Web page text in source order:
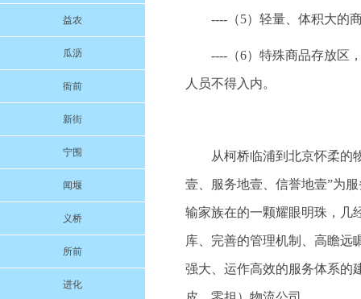
益农
瓜沥
衙前
新街
宁围
闻堰
义桥
所前
进化
----（5）轻量、体积大的
----（6）特殊商品存放区
人员不得入内。
从柯桥临浦到北京怀柔的
壹、服务地壹、信誉地壹”为
输家族在的一颗耀眼明珠，几
库、完善的管理机制、高瞻远
强大、运作高效的服务体系的